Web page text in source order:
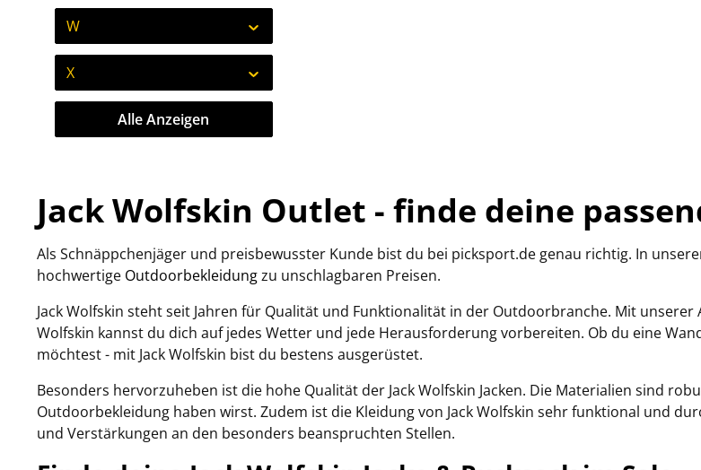
W
X
Alle Anzeigen
Jack Wolfskin Outlet - finde deine
Als Schnäppchenjäger und preisbewusster Kunde bist du bei picksport.de genau richtig. In
hochwertige Outdoorbekleidungzu unschlagbaren Preisen.
Jack Wolfskin steht seit Jahren für Qualität und Funktionalität in der Outdoorbranche. Mit unserer
Wolfskin kannst du dich auf jedes Wetter und jede Herausforderung vorbereiten. Ob du eine
möchtest - mit Jack Wolfskin bist du bestens ausgerüstet.
Besonders hervorzuheben ist die hohe Qualität der Jack Wolfskin Jacken. Die Materialien sind
Outdoorbekleidung haben wirst. Zudem ist die Kleidung von Jack Wolfskin sehr funktional und
und Verstärkungen an den besonders beanspruchten Stellen.